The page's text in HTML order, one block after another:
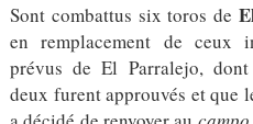
Sont combattus six toros de
en remplacement de ceux
prévus de El Parralejo, dont
deux furent approuvés et que